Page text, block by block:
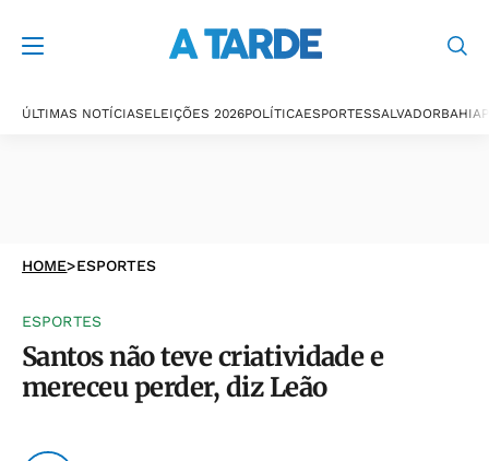
ÚLTIMAS NOTÍCIASELEIÇÕES 2026POLÍTICAESPORTESSALVADORBAHIA
HOME>ESPORTES
ESPORTES
Santos não teve criatividade e
mereceu perder, diz Leão